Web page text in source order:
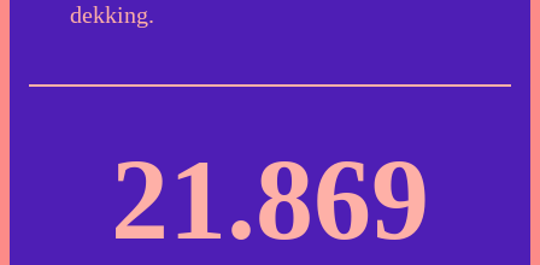
dekking.
21.869